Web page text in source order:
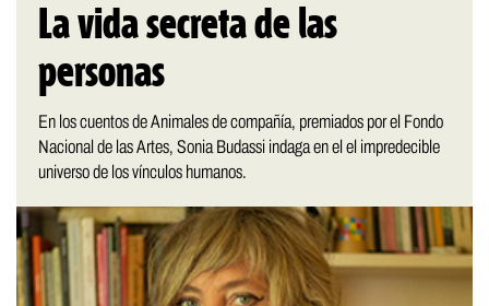
La vida secreta de las
personas
En los cuentos de Animales de compañía, premiados por el Fondo
Nacional de las Artes, Sonia Budassi indaga en el el impredecible
universo de los vínculos humanos.